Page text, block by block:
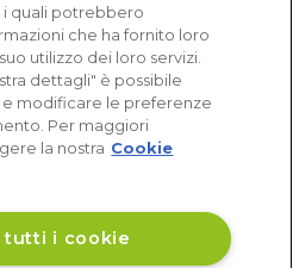
i quali potrebbero
che ha fornito loro
utilizzo dei loro servizi.
dettagli" è possibile
modificare le preferenze
Per maggiori
la nostra Cookie
tutti i cookie